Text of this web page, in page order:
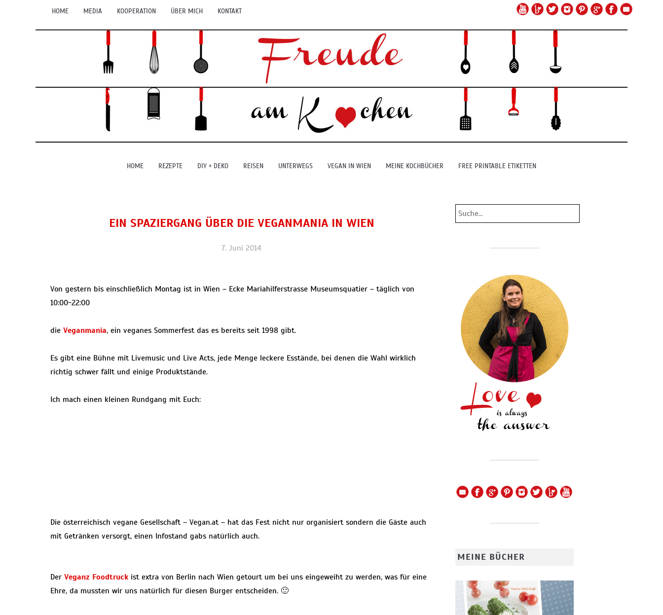
HOME MEDIA KOOPERATION ÜBER MICH KONTAKT
HOME REZEPTE DIY + DEKO REISEN UNTERWEGS VEGAN IN WIEN MEINE KOCHBÜCHER FREE PRINTABLE ETIKETTEN
EIN SPAZIERGANG ÜBER DIE VEGANMANIA IN WIEN
7. Juni 2014
Von gestern bis einschließlich Montag ist in Wien – Ecke Mariahilferstrasse Museumsquatier – täglich von
10:00-22:00
die Veganmania, ein veganes Sommerfest das es bereits seit 1998 gibt.
Es gibt eine Bühne mit Livemusic und Live Acts, jede Menge leckere Esstände, bei denen die Wahl wirklich
richtig schwer fällt und einige Produktstände.
Ich mach einen kleinen Rundgang mit Euch:
Die österreichisch vegane Gesellschaft – Vegan.at – hat das Fest nicht nur organisiert sondern die Gäste auch
mit Getränken versorgt, einen Infostand gabs natürlich auch.
Der Veganz Foodtruck ist extra von Berlin nach Wien getourt um bei uns eingeweiht zu werden, was für eine
Ehre, da mussten wir uns natürlich für diesen Burger entscheiden. 🙂
MEINE BÜCHER